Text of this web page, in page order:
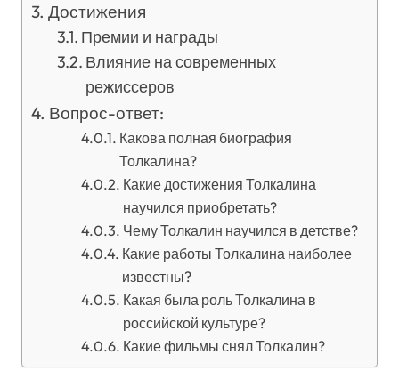
Достижения
Премии и награды
Влияние на современных
режиссеров
Вопрос-ответ:
Какова полная биография
Толкалина?
Какие достижения Толкалина
научился приобретать?
Чему Толкалин научился в детстве?
Какие работы Толкалина наиболее
известны?
Какая была роль Толкалина в
российской культуре?
Какие фильмы снял Толкалин?